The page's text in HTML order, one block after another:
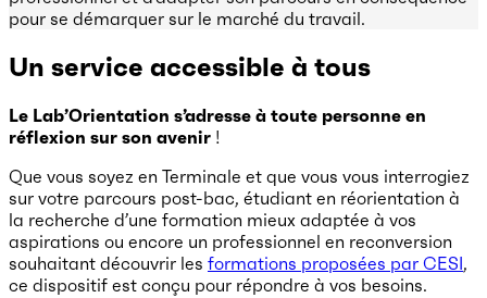
pour se démarquer sur le marché du travail.
Un service accessible à tous
Le Lab’Orientation s’adresse à toute personne en
réflexion sur son avenir !
Que vous soyez en Terminale et que vous vous interrogiez
sur votre parcours post-bac, étudiant en réorientation à
la recherche d’une formation mieux adaptée à vos
aspirations ou encore un professionnel en reconversion
souhaitant découvrir les formations proposées par CESI,
ce dispositif est conçu pour répondre à vos besoins.